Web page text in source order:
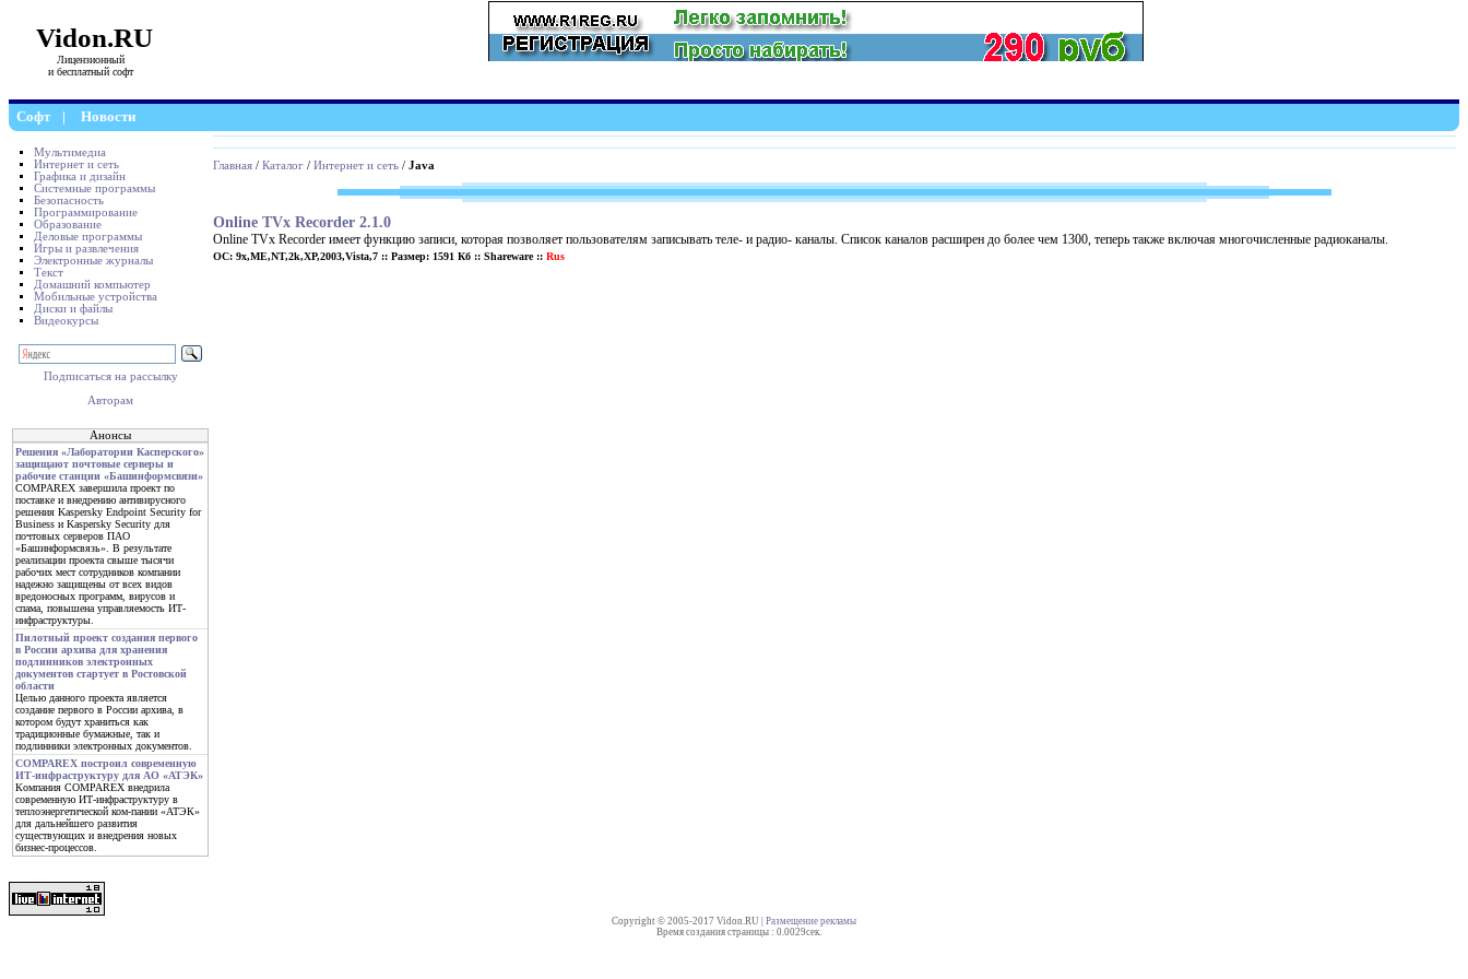
Vidon.RU
Лицензионный
и бесплатный софт
Софт | Новости
Мультимедиа
Интернет и сеть
Графика и дизайн
Системные программы
Безопасность
Программирование
Образование
Деловые программы
Игры и развлечения
Электронные журналы
Текст
Домашний компьютер
Мобильные устройства
Диски и файлы
Видеокурсы
Подписаться на рассылку
Авторам
Анонсы
Решения «Лаборатории Касперского»
защищают почтовые серверы и
рабочие станции «Башинформсвязи»
COMPAREX завершила проект по
поставке и внедрению антивирусного
решения Kaspersky Endpoint Security for
Business и Kaspersky Security для
почтовых серверов ПАО
«Башинформсвязь». В результате
реализации проекта свыше тысячи
рабочих мест сотрудников компании
надежно защищены от всех видов
вредоносных программ, вирусов и
спама, повышена управляемость ИТ-
инфраструктуры.
Пилотный проект создания первого
в России архива для хранения
подлинников электронных
документов стартует в Ростовской
области
Целью данного проекта является
создание первого в России архива, в
котором будут храниться как
традиционные бумажные, так и
подлинники электронных документов.
COMPAREX построил современную
ИТ-инфраструктуру для АО «АТЭК»
Компания COMPAREX внедрила
современную ИТ-инфраструктуру в
теплоэнергетической ком-пании «АТЭК»
для дальнейшего развития
существующих и внедрения новых
бизнес-процессов.
Главная / Каталог / Интернет и сеть / Java
Online TVx Recorder 2.1.0
Online TVx Recorder имеет функцию записи, которая позволяет пользователям записывать теле- и радио- каналы. Список каналов расширен до более чем 1300, теперь также включая многочисленные радиоканалы.
ОС: 9x,ME,NT,2k,XP,2003,Vista,7 :: Размер: 1591 Кб :: Shareware :: Rus
Copyright © 2005-2017 Vidon.RU | Размещение рекламы
Время создания страницы : 0.0029сек.